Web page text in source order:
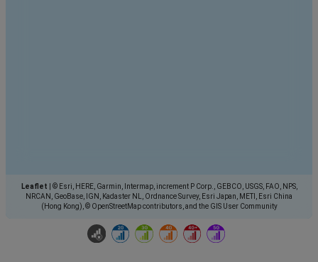
Leaflet
© Esri, HERE, Garmin, Intermap, increment P Corp., GEBCO, USGS, FAO, NPS,
NRCAN, GeoBase, IGN, Kadaster NL, Ordnance Survey, Esri Japan, METI, Esri China
(Hong Kong), © OpenStreetMap contributors, and the GIS User Community